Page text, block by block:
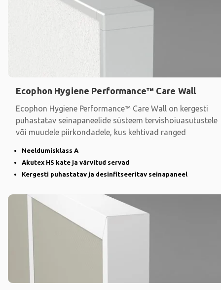
Ecophon Hygiene Performance™ Care Wall
Ecophon Hygiene Performance™ Care Wall on kergesti
puhastatav seinapaneelide süsteem tervishoiuasutustele
või muudele piirkondadele, kus kehtivad ranged
Neeldumisklass A
Akutex HS kate ja värvitud servad
Kergesti puhastatav ja desinfitseeritav seinapaneel